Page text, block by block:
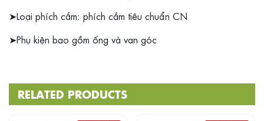
➤Loại phích cắm: phích cắm tiêu chuẩn CN
➤Phụ kiện bao gồm ống và van góc
RELATED PRODUCTS